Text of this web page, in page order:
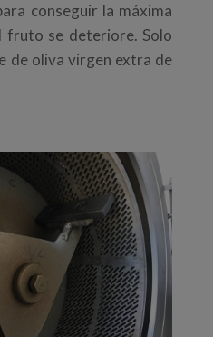
conseguir la máxima
fruto se deteriore. Solo
de oliva virgen extra de